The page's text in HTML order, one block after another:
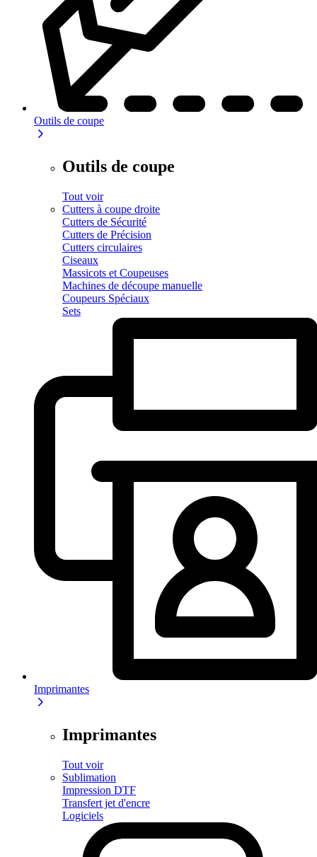
Outils de coupe
Outils de coupe
Tout voir
Cutters à coupe droite
Cutters de Sécurité
Cutters de Précision
Cutters circulaires
Ciseaux
Massicots et Coupeuses
Machines de découpe manuelle
Coupeurs Spéciaux
Sets
Imprimantes
Imprimantes
Tout voir
Sublimation
Impression DTF
Transfert jet d'encre
Logiciels